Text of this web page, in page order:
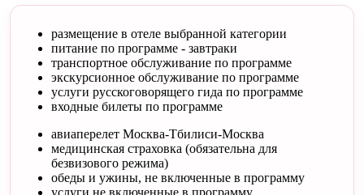
размещение в отеле выбранной категории
питание по программе - завтраки
транспортное обслуживание по программе
экскурсионное обслуживание по программе
услуги русскоговорящего гида по программе
входные билеты по программе
авиаперелет Москва-Тбилиси-Москва
медицинская страховка (обязательна для
безвизового режима)
обеды и ужины, не включенные в программу
услуги не включенные в программу